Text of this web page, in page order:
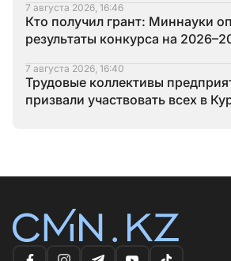
7 августа 2026, 16:46
Кто получил грант: Миннауки
результаты конкурса на
7 августа 2026, 16:40
Трудовые коллективы
призвали участвовать всех в